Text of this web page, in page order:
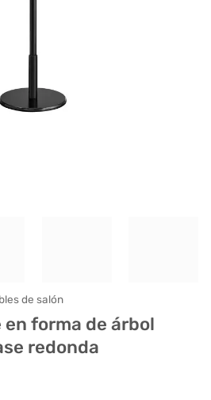
de salón
forma de árbol
redonda